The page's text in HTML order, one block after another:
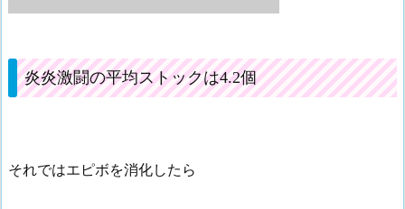
炎炎激闘の平均ストックは4.2個
それではエピボを消化したら